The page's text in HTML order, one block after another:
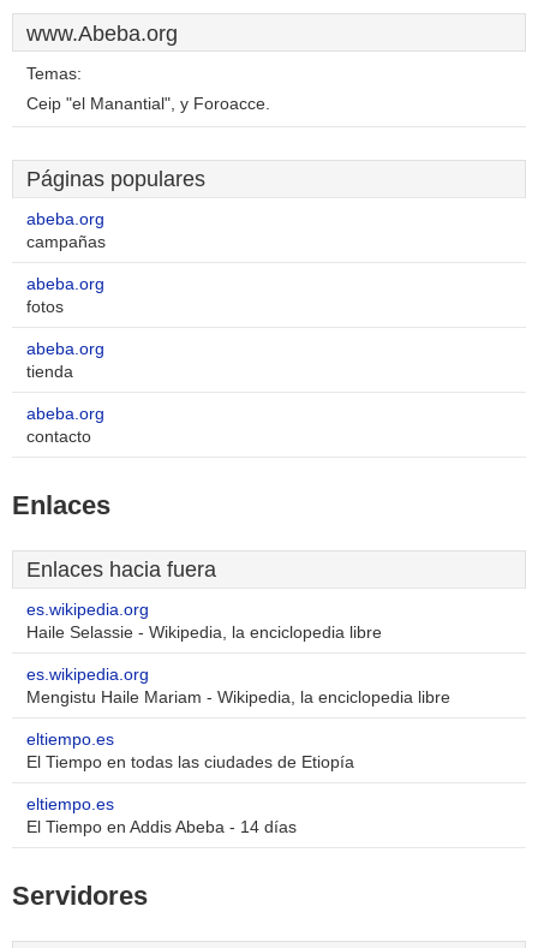
www.Abeba.org
Temas:
Ceip "el Manantial", y Foroacce.
Páginas populares
abeba.org
campañas
abeba.org
fotos
abeba.org
tienda
abeba.org
contacto
Enlaces
Enlaces hacia fuera
es.wikipedia.org
Haile Selassie - Wikipedia, la enciclopedia libre
es.wikipedia.org
Mengistu Haile Mariam - Wikipedia, la enciclopedia libre
eltiempo.es
El Tiempo en todas las ciudades de Etiopía
eltiempo.es
El Tiempo en Addis Abeba - 14 días
Servidores